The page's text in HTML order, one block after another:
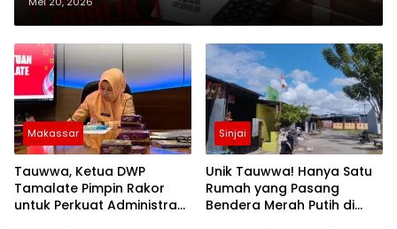
Makassar
Tauwwa, Ketua DWP
Tamalate Pimpin Rakor
untuk Perkuat Administrasi
Sinjai
Unik Tauwwa! Hanya Satu
Rumah yang Pasang
Bendera Merah Putih di